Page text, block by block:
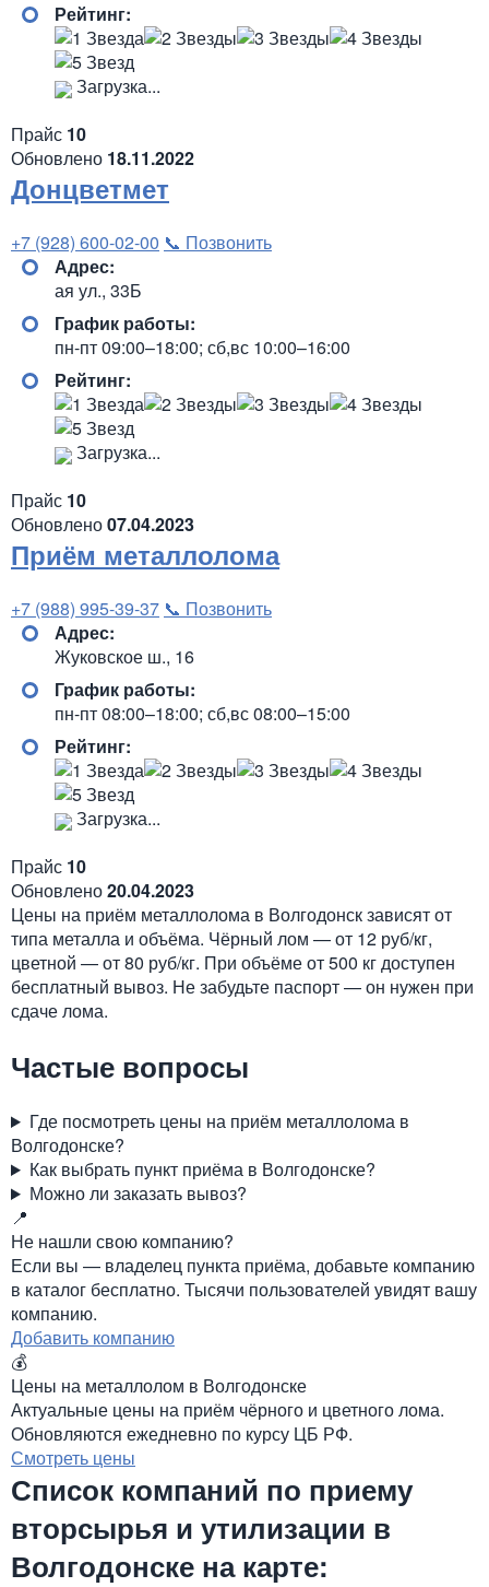
Рейтинг:
Загрузка...
Прайс 10
Обновлено 18.11.2022
Донцветмет
+7 (928) 600-02-00 📞 Позвонить
Адрес:
ая ул., 33Б
График работы:
пн-пт 09:00–18:00; сб,вс 10:00–16:00
Рейтинг:
Загрузка...
Прайс 10
Обновлено07.04.2023
Приём металлолома
+7 (988) 995-39-37 📞 Позвонить
Адрес:
Жуковское ш., 16
График работы:
пн-пт 08:00–18:00; сб,вс 08:00–15:00
Рейтинг:
Загрузка...
Прайс 10
Обновлено20.04.2023
Цены на приём металлолома в Волгодонск зависят от
типа металла и объёма. Чёрный лом — от 12 руб/кг,
цветной — от 80 руб/кг. При объёме от 500 кг доступен
бесплатный вывоз. Не забудьте паспорт — он нужен при
сдаче лома.
Частые вопросы
Где посмотреть цены на приём металлолома в
Волгодонске?
Как выбрать пункт приёма в Волгодонске?
Можно ли заказать вывоз?
📍
Не нашли свою компанию?
Если вы — владелец пункта приёма, добавьте компанию
в каталог бесплатно. Тысячи пользователей увидят вашу
компанию.
Добавить компанию
💰
Цены на металлолом в Волгодонске
Актуальные цены на приём чёрного и цветного лома.
Обновляются ежедневно по курсу ЦБ РФ.
Смотреть цены
Список компаний по приему
вторсырья и утилизации в
Волгодонске на карте: